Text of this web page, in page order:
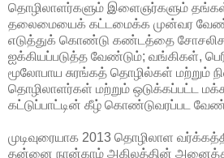
தொழிலாளர்களும் இளைஞர்களும் தங்கள்
தலைமையைக் கட்டமைக்க முன்வர
எடுத்துக் கொண்டு கண்டத்தை சோசலிச
ஐக்கியப்படுத்த வேண்டும்; வங்கிகள்,
மூலோபாய சுரங்கத் தொழில்கள் மற்றும்
தொழிலாளர்கள் மற்றும் ஒடுக்கப்பட்ட
கட்டுப்பாட்டின் கீழ் கொண்டுவரப்பட
முடிவுரையாக 2013 தொழிலாள
தன்னை நான்காம் அகிலத்தின்